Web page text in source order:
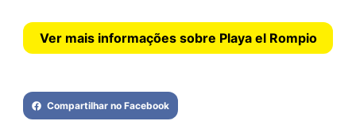
Ver mais informações sobre Playa el Rompio
Compartilhar no Facebook